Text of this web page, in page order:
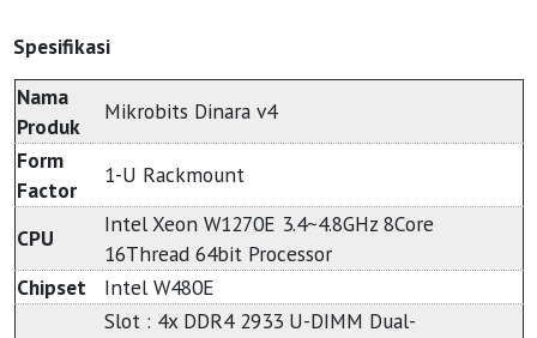
Spesifikasi
Nama
Produk
Mikrobits Dinara v4
Form
Factor
1-U Rackmount
CPU
Intel Xeon W1270E 3.4~4.8GHz 8Core
16Thread 64bit Processor
Chipset
Intel W480E
Slot : 4x DDR4 2933 U-DIMM Dual-